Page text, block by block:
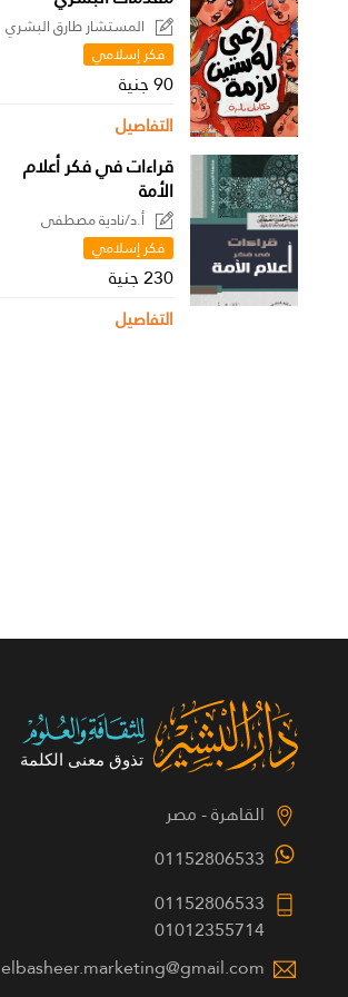
المستشار طارق البشري
فكر إسلامي
90 جنية
التفاصيل
قراءات في فكر أعلام
الأمة
أ.د/نادية مصطفى
فكر إسلامي
230 جنية
التفاصيل
القاهرة - مصر
01152806533
01152806533
01012355714
elbasheer.marketing@gmail.com